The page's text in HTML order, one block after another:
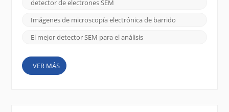
aplicación específica. En este blog, exploraremos los
diversos tipos de detectores de electrones, disc...
detector de electrones SEM
Imágenes de microscopía electrónica de barrido
El mejor detector SEM para el análisis
VER MÁS